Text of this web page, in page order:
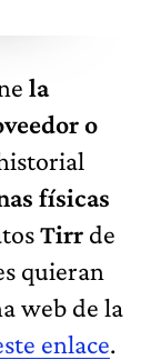
la
o
físicas
Tirr de
quieran
web de la
enlace.